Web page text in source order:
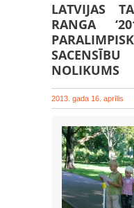
LATVIJAS
RANGA
NOLIKUMS
2013. gada 16. aprīlis